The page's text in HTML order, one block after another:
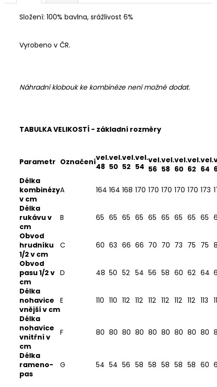
Složení: 100% bavlna, srážlivost 6%
Vyrobeno v ČR.
Náhradní klobouk ke kombinéze není možné dodat.
TABULKA VELIKOSTÍ - základní rozměry
Parametr Označenível.
48
vel.
50
vel.
52
vel.
54
vel.
56
vel.
58
vel.
60
vel.
62
vel.
64
Délka
kombinézy
v cm
A 164 164 168 170 170 170 170 170 173
Délka
rukávu v
cm
B 65 65 65 65 65 65 65 65 65
Obvod
hrudníku
1/2 v cm
C 60 63 66 66 70 70 73 75 75
Obvod
pasu 1/2 v
cm
D 48 50 52 54 56 58 60 62 64
Délka
nohavice
vnější v cm
E 110 110 112 112 112 112 112 112 113
Délka
nohavice
vnitřní v
cm
F 80 80 80 80 80 80 80 80 80
Délka
rameno-
pas
G 54 54 56 58 58 58 58 58 60